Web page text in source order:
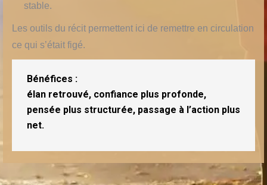
stable.
Les outils du récit permettent ici de remettre en circulation
ce qui s’était figé.
Bénéfices :
élan retrouvé, confiance plus profonde,
pensée plus structurée, passage à l’action plus
net.